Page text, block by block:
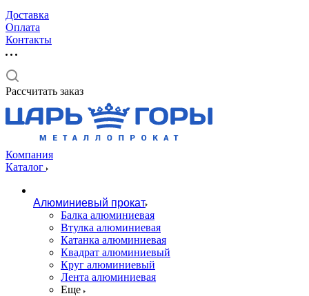
Доставка
Оплата
Контакты
Рассчитать заказ
Компания
Каталог
Алюминиевый прокат
Балка алюминиевая
Втулка алюминиевая
Катанка алюминиевая
Квадрат алюминиевый
Круг алюминиевый
Лента алюминиевая
Еще